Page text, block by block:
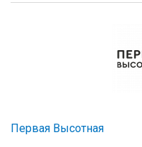
Первая Высотная